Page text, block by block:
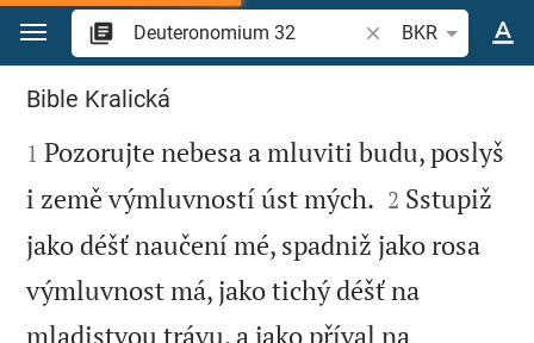
Přejít na obsah
Vyhledat biblický
BKR
Deuteronomium 32
Bible Kralická

1 Pozorujte nebesa a mluviti budu, poslyš
i země výmluvností úst mých. 

2 Sstupiž
jako déšť naučení mé, spadniž jako rosa
výmluvnost má, jako tichý déšť na
mladistvou trávu, a jako příval na